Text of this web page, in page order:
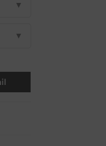
▼
▼